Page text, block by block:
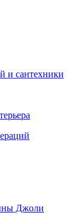
и сантехники
Джоли